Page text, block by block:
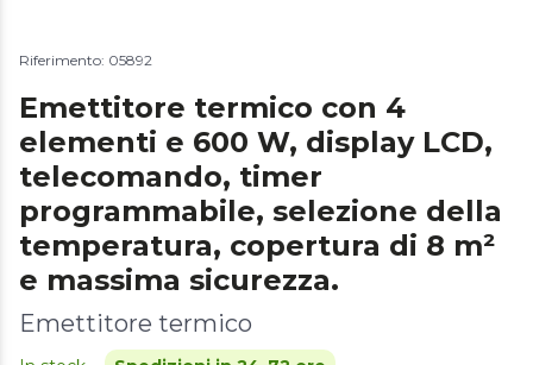
Riferimento: 05892
Emettitore termico con 4
elementi e 600 W, display LCD,
telecomando, timer
programmabile, selezione della
temperatura, copertura di 8 m²
e massima sicurezza.
Emettitore termico